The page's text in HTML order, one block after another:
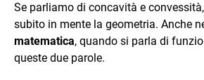
Se parliamo di concavità e
subito in mente la geometria. Anche
matematica, quando si parla di
queste due parole.